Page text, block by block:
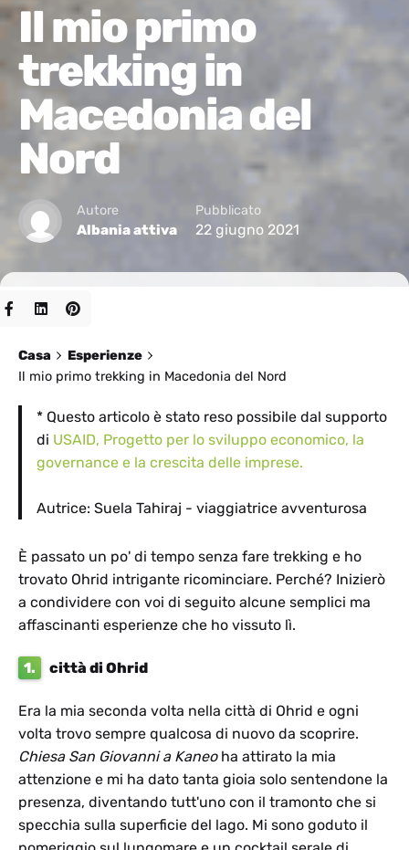
Il mio primo
trekking in
Macedonia del
Nord
Autore
Albania attiva
Pubblicato
22 giugno 2021
Casa
Esperienze
Il mio primo trekking in Macedonia del Nord
* Questo articolo è stato reso possibile dal supporto
di USAID, Progetto per lo sviluppo economico, la
governance e la crescita delle imprese.
Autrice: Suela Tahiraj - viaggiatrice avventurosa
È passato un po' di tempo senza fare trekking e ho
trovato Ohrid intrigante ricominciare. Perché? Inizierò
a condividere con voi di seguito alcune semplici ma
affascinanti esperienze che ho vissuto lì.
1. città di Ohrid
Era la mia seconda volta nella città di Ohrid e ogni
volta trovo sempre qualcosa di nuovo da scoprire.
Chiesa San Giovanni a Kaneoha attirato la mia
attenzione e mi ha dato tanta gioia solo sentendone la
presenza, diventando tutt'uno con il tramonto che si
specchia sulla superficie del lago. Mi sono goduto il